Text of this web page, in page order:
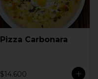
Pizza Carbonara
$14.600